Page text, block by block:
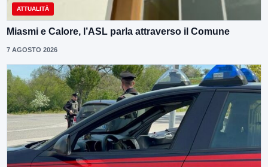
ATTUALITÀ
Miasmi e Calore, l’ASL parla attraverso il Comune
7 AGOSTO 2026